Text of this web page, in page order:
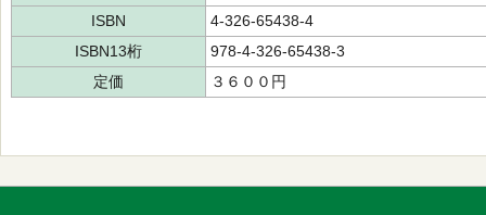
ISBN
4-326-65438-4
ISBN13桁
978-4-326-65438-3
定価
３６００円